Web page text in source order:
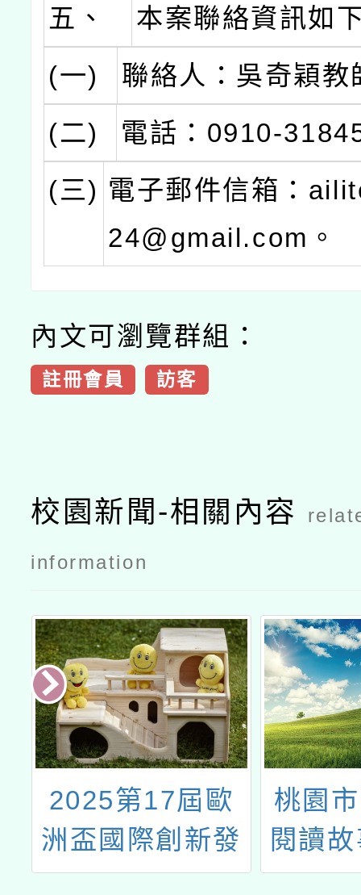
五、
本案聯絡資訊如
(一)
聯絡人：吳奇穎教
(二)
電話：0910-
(三) 電子郵件信箱：
24@gmail.com。
內文可瀏覽群組：
註冊會員 訪客
校園新聞-相關內容
information
2025第17屆歐
洲盃國際創新發
明展
桃園
閱讀
訓